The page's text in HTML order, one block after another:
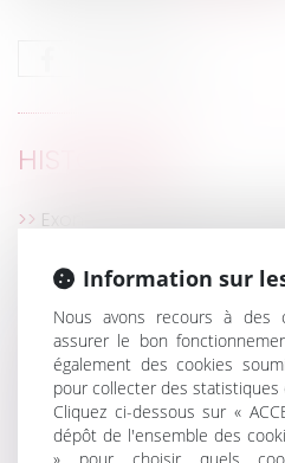
HISTORIQUE
Exonération Dutreil et
dépasser les besoins
primes ?
Acheter une résidence
comment ça passe ?
Index de l’égalité
1er mars
Information sur
Nous avons recours à des
assurer le bon
également des cookies
pour collecter des statistiques
Cliquez ci-dessous sur «
dépôt de l'ensemble des